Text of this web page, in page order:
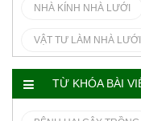
NHÀ KÍNH NHÀ LƯỚI
VẬT TƯ LÀM NHÀ
TỪ KHÓA BÀI